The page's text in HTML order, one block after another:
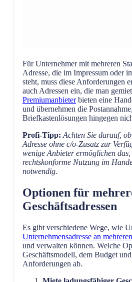
Für Unternehmer mit mehreren
Adresse, die im Impressum oder
steht, muss diese Anforderungen
auch Adressen ein, die man
Premiumanbieterbieten eine
und übernehmen die
Briefkastenlösungen hingegen
Profi-Tipp: Achten Sie darauf,
Adresse ohne c/o-Zusatz zur
wenige Anbieter ermöglichen
rechtskonforme Nutzung im
notwendig.
Optionen für
Geschäftsadressen
Es gibt verschiedene Wege, wie
Unternehmensadresse an
und verwalten können. Welche
Geschäftsmodell, dem Budget
Anforderungen ab.